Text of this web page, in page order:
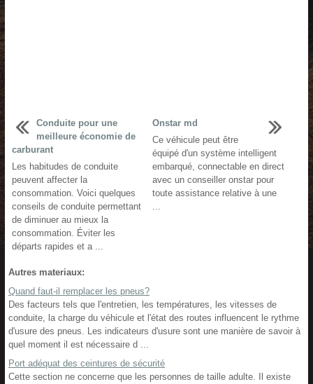
Conduite pour une
meilleure économie de
carburant
Les habitudes de conduite
peuvent affecter la
consommation. Voici quelques
conseils de conduite permettant
de diminuer au mieux la
consommation. Éviter les
départs rapides et a ...
Onstar md
Ce véhicule peut être
équipé d'un système intelligent
embarqué, connectable en direct
avec un conseiller onstar pour
toute assistance relative à une
...
Autres materiaux:
Quand faut-il remplacer les pneus?
Des facteurs tels que l'entretien, les températures, les vitesses de
conduite, la charge du véhicule et l'état des routes influencent le rythme
d'usure des pneus. Les indicateurs d'usure sont une manière de savoir à
quel moment il est nécessaire d ...
Port adéquat des ceintures de sécurité
Cette section ne concerne que les personnes de taille adulte. Il existe